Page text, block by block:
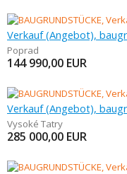
Verkauf (Angebot),
Poprad
144 990,00 EUR
Verkauf (Angebot),
Vysoké Tatry
285 000,00 EUR